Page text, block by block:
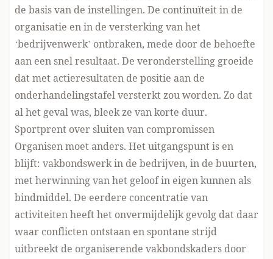
de basis van de instellingen. De continuïteit in de
organisatie en in de versterking van het
‘bedrijvenwerk’ ontbraken, mede door de behoefte
aan een snel resultaat. De veronderstelling groeide
dat met actieresultaten de positie aan de
onderhandelingstafel versterkt zou worden. Zo dat
al het geval was, bleek ze van korte duur.
Sportprent over sluiten van compromissen
Organisen moet anders. Het uitgangspunt is en
blijft: vakbondswerk in de bedrijven, in de buurten,
met herwinning van het geloof in eigen kunnen als
bindmiddel. De eerdere concentratie van
activiteiten heeft het onvermijdelijk gevolg dat daar
waar conflicten ontstaan en spontane strijd
uitbreekt de organiserende vakbondskaders door